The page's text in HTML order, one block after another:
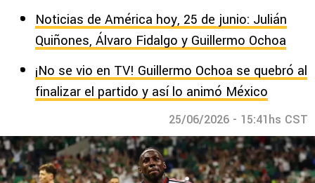
Noticias de América hoy, 25 de junio: Julián
Quiñones, Álvaro Fidalgo y Guillermo Ochoa
¡No se vio en TV! Guillermo Ochoa se quebró al
finalizar el partido y así lo animó México
25/06/2026 - 15:41hs CST